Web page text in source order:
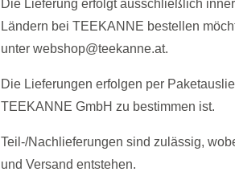
Die Lieferung erfolgt ausschließlich
Ländern bei TEEKANNE bestellen
unter webshop@teekanne.at.
Die Lieferungen erfolgen per
TEEKANNE GmbH zu bestimmen ist.
Teil-/Nachlieferungen sind zulässig,
und Versand entstehen.